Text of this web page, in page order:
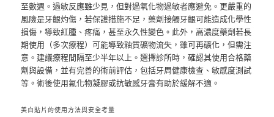
至數週。過敏反應雖少見，但對過氧化物過敏者應避免。更嚴重的
風險是牙齦灼傷，若保護措施不足，藥劑接觸牙齦可能造成化學性
損傷，導致紅腫、疼痛，甚至永久性變色。此外，高濃度藥劑若長
期使用（多次療程）可能導致釉質礦物流失，雖可再礦化，但需注
意。建議療程間隔至少半年以上。選擇診所時，確認其使用合格藥
劑與設備，並有完善的術前評估，包括牙周健康檢查、敏感度測試
等。術後使用氟化物凝膠或抗敏感牙膏有助於緩解不適。
美白貼片的使用方法與安全考量